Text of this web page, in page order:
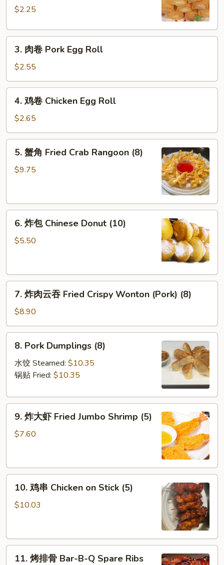
Spring
$2.25
3.
Pork
Egg
Roll
3. 肉卷 Pork Egg Roll
$2.55
4.
Chicken
Egg
Roll
4. 鸡卷 Chicken Egg Roll
$2.65
5.
Rangoon
5. 蟹角 Fried Crab Rangoon (8)
$9.75
6.
(10)
6. 炸包 Chinese Donut (10)
$5.50
7.
云
吞
Fried
Crispy
Wonton
(Pork)
(8)
7. 炸肉云吞 Fried Crispy Wonton (Pork) (8)
$8.90
8.
Pork
Dumplings
(8)
8. Pork Dumplings (8)
水饺 Steamed: $10.35
锅贴 Fried: $10.35
9.
Jumbo
(5)
9. 炸大虾 Fried Jumbo Shrimp (5)
$7.60
10.
Stick
10. 鸡串 Chicken on Stick (5)
$10.03
11.
11. 烤排骨 Bar-B-Q Spare Ribs